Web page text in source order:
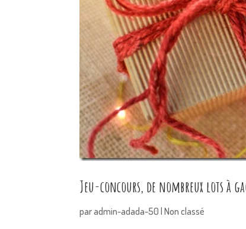
Jeu-concours, de nombreux lots à
paradmin-adada-50 |Non classé